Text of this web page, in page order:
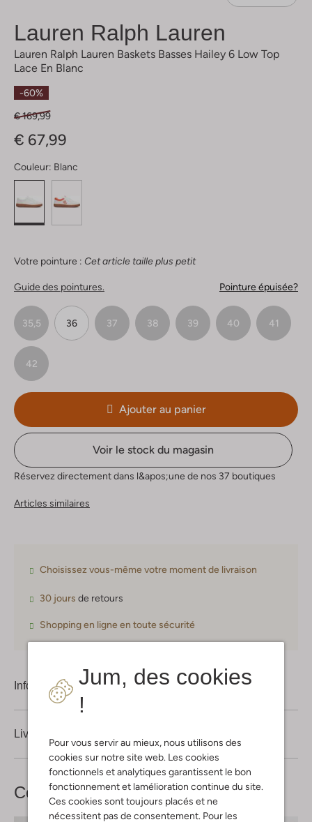
Jum, des cookies
!
Pour vous servir au mieux, nous utilisons des
cookies sur notre site web. Les cookies
fonctionnels et analytiques garantissent le bon
fonctionnement et lamélioration continue du site.
Ces cookies sont toujours placés et ne
nécessitent pas de consentement. Pour les
Lauren Ralph Lauren
Lauren Ralph Lauren Baskets Basses Hailey 6 Low Top
Lace En Blanc
-60%
€ 169,99
€ 67,99
Couleur: Blanc
Votre pointure : Cet article taille plus petit
Guide des pointures. Pointure épuisée?
35,5 36 37 38 39 40 41
42
Ajouter au panier
Voir le stock du magasin
Réservez directement dans l&apos;une de nos 37 boutiques
Articles similaires
Choisissez vous-même votre moment de livraison
30 jours de retours
Shopping en ligne en toute sécurité
Information produit
Livraison & retours
Complétez votrelook